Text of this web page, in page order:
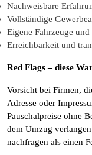
Nachweisbare
Vollständige
Eigene Fahrzeuge
Erreichbarkeit und
Red Flags – diese
Vorsicht bei Firmen,
Adresse oder
Pauschalpreise ohne
dem Umzug
nachfragen als einen